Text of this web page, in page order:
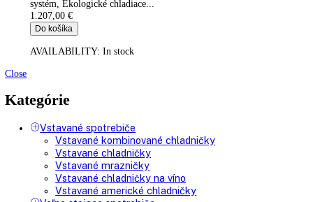
Do košíka
AVAILABILITY:
Vytvrdené jednovrstvové bezpečnostné sklo, Efektívny
systém, Ekologické chladiace...
1.162,00€
Do košíka
AVAILABILITY:In stock